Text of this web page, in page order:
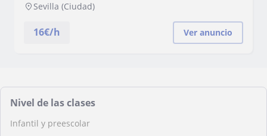
Sevilla (Ciudad)
16€/h Ver anuncio
Nivel de las clases
Infantil y preescolar